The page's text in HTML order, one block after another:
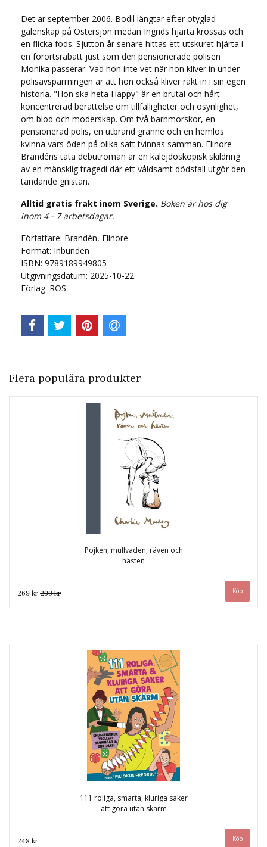
Det är september 2006. Bodil längtar efter otyglad
galenskap på Östersjön medan Ingrids hjärta krossas och
en flicka föds. Sjutton år senare hittas ett utskuret hjärta i
en förortsrabatt just som den pensionerade polisen
Monika passerar. Vad hon inte vet när hon kliver in under
polisavspärrningen är att hon också kliver rakt in i sin egen
historia. "Hon ska heta Happy" är en brutal och hårt
koncentrerad berättelse om tillfälligheter och osynlighet,
om blod och moderskap. Om två barnmorskor, en
pensionerad polis, en utbränd granne och en hemlös
kvinna vars öden på olika sätt tvinnas samman. Elinore
Brandéns täta debutroman är en kalejdoskopisk skildring
av en mänsklig tragedi där ett våldsamt dödsfall utgör den
tändande gnistan.
Alltid gratis frakt inom Sverige. Boken är hos dig
inom 4 - 7 arbetsdagar.
Författare: Brandén, Elinore
Format: Inbunden
ISBN: 9789189949805
Utgivningsdatum: 2025-10-22
Förlag: ROS
Flera populära produkter
Pojken, mullvaden, räven och
hästen
269 kr 299 kr
111 roliga, smarta, kluriga saker
att göra utan skärm
248 kr